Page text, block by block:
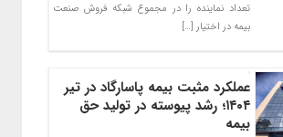
تعداد نماینده را در مجموع شبکه فروش صنعت
بیمه در اختیار […]
عملکرد مثبت بیمه پاسارگاد در تیر
۱۴۰۴؛ رشد پیوسته در تولید حق
بیمه